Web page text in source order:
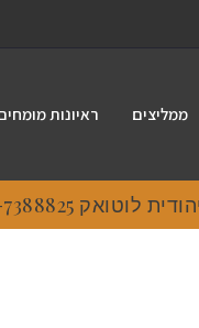
ממליצים ראיונות
054-7388825